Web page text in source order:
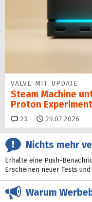
VALVE MIT UPDATE
Steam Machine
Proton
23 Kommentare
29.07.2026
Nichts mehr
Erhalte eine Push-
Erscheinen neuer Tests
Warum